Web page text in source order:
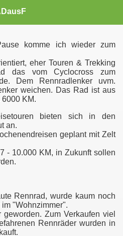
komme ich wieder zum
eher Touren & Trekking
das vom Cyclocross zum
Dem Rennradlenker uvm.
weichen. Das Rad ist aus
KM.
bieten sich in den
an.
geplant mit Zelt
- 10.000 KM, in Zukunft sollen
Rennrad, wurde kaum noch
"Wohnzimmer".
Zum Verkaufen viel
Rennräder wurden in